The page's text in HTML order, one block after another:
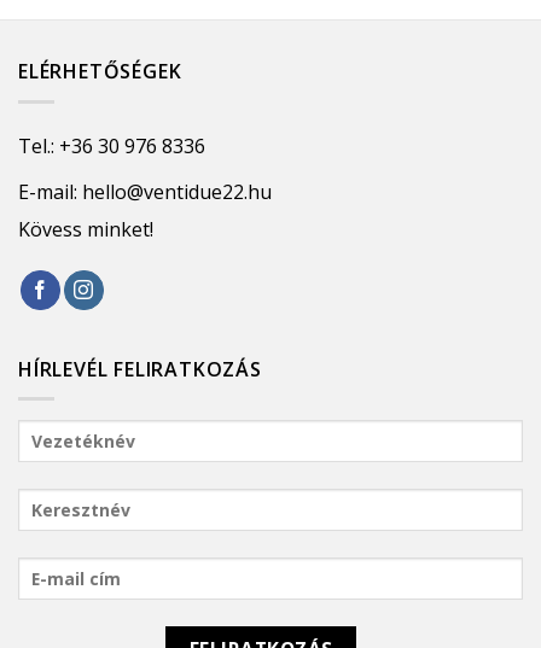
ELÉRHETŐSÉGEK
Tel.: +36 30 976 8336
E-mail: hello@ventidue22.hu
Kövess minket!
HÍRLEVÉL FELIRATKOZÁS